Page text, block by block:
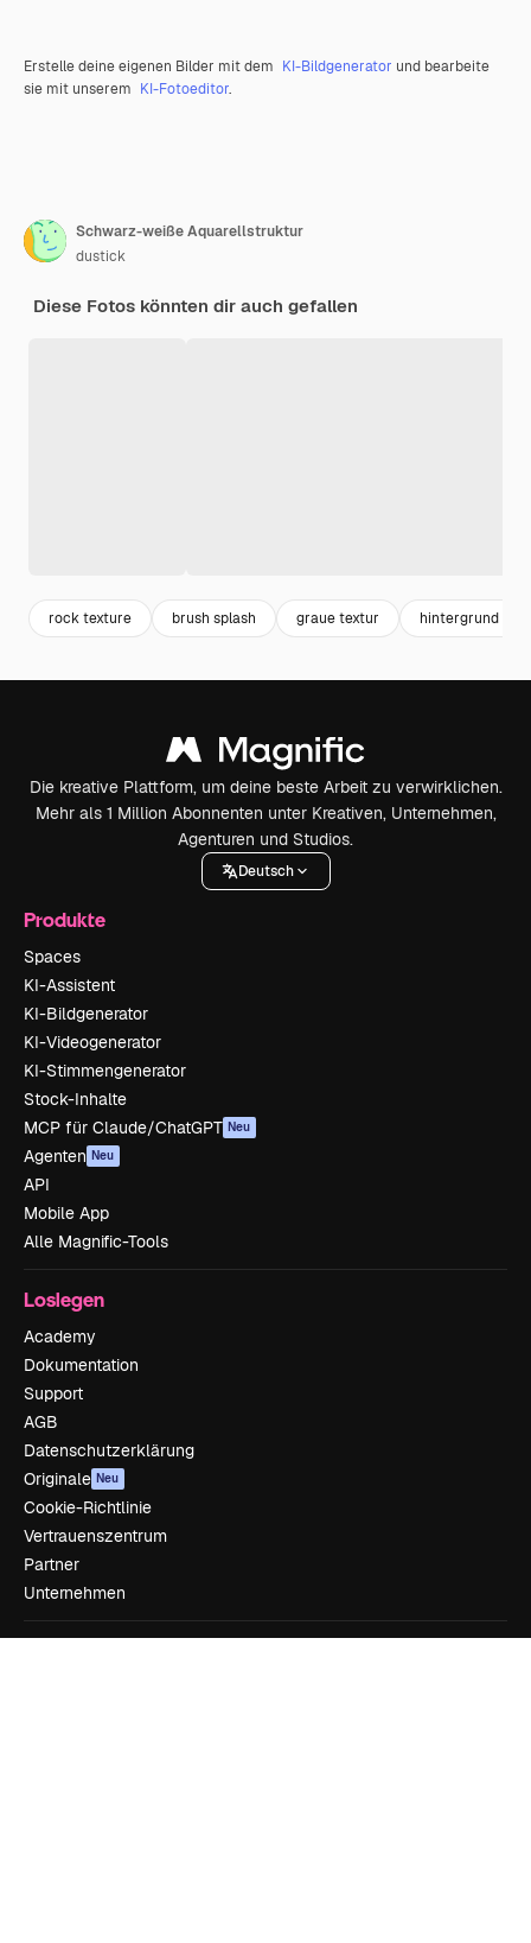
Erstelle deine eigenen Bilder mit dem KI-Bildgenerator und bearbeite
sie mit unserem KI-Fotoeditor.
Schwarz-weiße Aquarellstruktur
dustick
Diese Fotos könnten dir auch gefallen
rock texture brush splash graue textur hintergrund
Die kreative Plattform, um deine beste Arbeit zu verwirklichen.
Mehr als 1 Million Abonnenten unter Kreativen, Unternehmen,
Agenturen und Studios.
Deutsch
Produkte
Spaces
KI-Assistent
KI-Bildgenerator
KI-Videogenerator
KI-Stimmengenerator
Stock-Inhalte
MCP für Claude/ChatGPT Neu
Agenten Neu
API
Mobile App
Alle Magnific-Tools
Loslegen
Academy
Dokumentation
Support
AGB
Datenschutzerklärung
Originale Neu
Cookie-Richtlinie
Vertrauenszentrum
Partner
Unternehmen